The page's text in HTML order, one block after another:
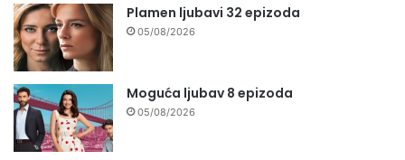
Plamen ljubavi 32 epizoda
05/08/2026
Moguća ljubav 8 epizoda
05/08/2026